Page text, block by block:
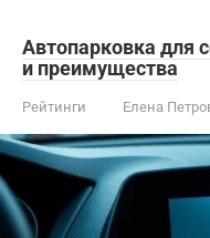
Автопарковка для
и преимущества
Рейтинги Елена